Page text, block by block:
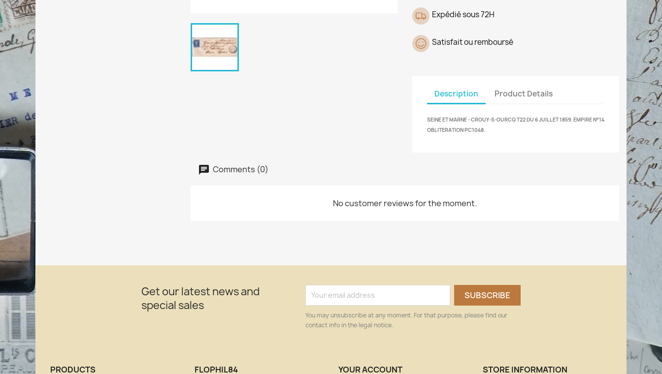
Expédié sous 72H
Satisfait ou remboursé
Description Product Details
SEINE ET MARNE - CROUY-S-OURCQ T22 DU 6 JUILLET 1859. EMPIRE N°14
OBLITERATION PC1048.
Comments (0)
No customer reviews for the moment.
Get our latest news and
special sales
You may unsubscribe at any moment. For that purpose, please find our
contact info in the legal notice.
PRODUCTS FLOPHIL84 YOUR ACCOUNT STORE INFORMATION